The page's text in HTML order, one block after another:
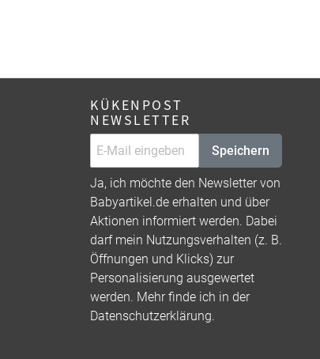
KÜKENPOST
NEWSLETTER
Speichern
Ja, ich möchte den Newsletter von
Babyartikel.de erhalten und über
Aktionen informiert werden. Dabei
darf mein Nutzungsverhalten (z. B.
Öffnungen und Klicks) zur
Personalisierung ausgewertet
werden. Mehr finde ich in der
Datenschutzerklärung.